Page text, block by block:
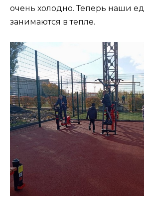
очень холодно. Теперь наши
занимаются в тепле.